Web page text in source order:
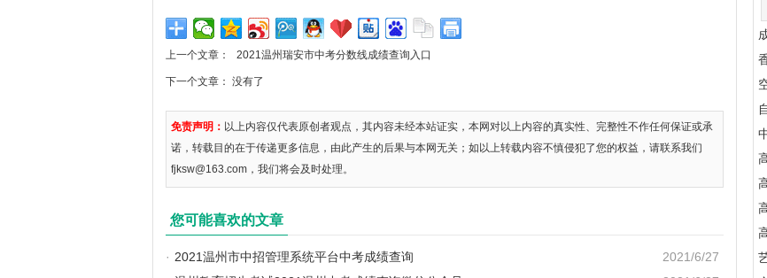
上一个文章： 2021温州瑞安市中考分数线成绩查询入口
下一个文章： 没有了
免责声明： 以上内容仅代表原创者观点，其内容未经本站证实，本网对以上内容的真实性、完整性不作任何保证或承
诺，转载目的在于传递更多信息，由此产生的后果与本网无关；如以上转载内容不慎侵犯了您的权益，请联系我们
fjksw@163.com，我们将会及时处理。
您可能喜欢的文章
2021/6/27
· 2021温州市中招管理系统平台中考成绩查询